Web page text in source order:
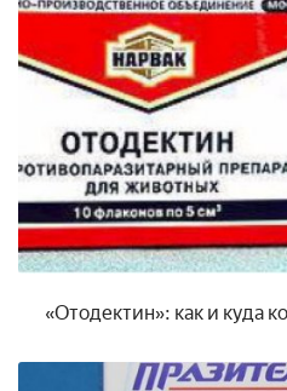
«Отодектин»: как и куда